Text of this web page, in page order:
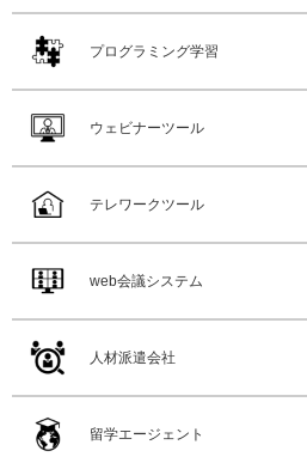
プログラミング学習
ウェビナーツール
テレワークツール
web会議システム
人材派遣会社
留学エージェント